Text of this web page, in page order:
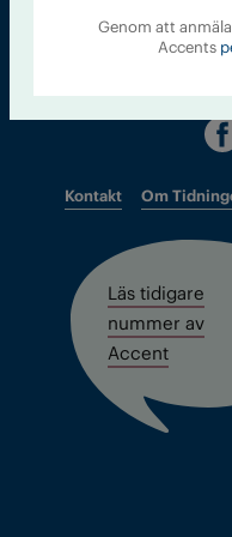
Chefredaktör och
Kontakt Om
Läs tidigare
nummer av
Accent
Genom att
Accents